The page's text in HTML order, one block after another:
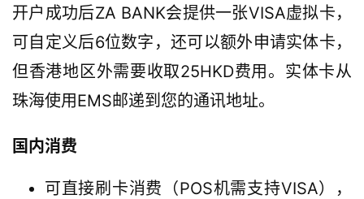
开户成功后ZA BANK会提供一张VISA虚拟卡，
可自定义后6位数字，还可以额外申请实体卡，
但香港地区外需要收取25HKD费用。实体卡从
珠海使用EMS邮递到您的通讯地址。
国内消费
可直接刷卡消费（POS机需支持VISA），